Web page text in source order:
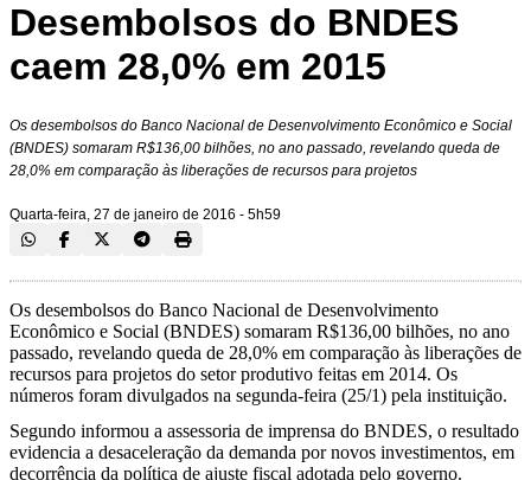
Desembolsos do BNDES
caem 28,0% em 2015
Os desembolsos do Banco Nacional de Desenvolvimento Econômico e Social
(BNDES) somaram R$136,00 bilhões, no ano passado, revelando queda de
28,0% em comparação às liberações de recursos para projetos
Quarta-feira, 27 de janeiro de 2016 - 5h59
Os desembolsos do Banco Nacional de Desenvolvimento
Econômico e Social (BNDES) somaram R$136,00 bilhões, no ano
passado, revelando queda de 28,0% em comparação às liberações de
recursos para projetos do setor produtivo feitas em 2014. Os
números foram divulgados na segunda-feira (25/1) pela instituição.
Segundo informou a assessoria de imprensa do BNDES, o resultado
evidencia a desaceleração da demanda por novos investimentos, em
decorrência da política de ajuste fiscal adotada pelo governo.